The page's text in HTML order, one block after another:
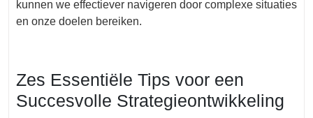
kunnen we effectiever navigeren door complexe situaties
en onze doelen bereiken.
Zes Essentiële Tips voor een
Succesvolle Strategieontwikkeling